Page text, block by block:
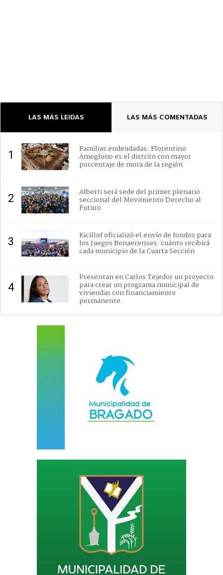
LAS MÁS LEIDAS LAS MÁS COMENTADAS
1 Familias endeudadas: Florentino
Ameghino es el distrito con mayor
porcentaje de mora de la región
2 Alberti será sede del primer plenario
seccional del Movimiento Derecho al
Futuro
3 Kicillof oficializó el envío de fondos para
los Juegos Bonaerenses: cuánto recibirá
cada municipio de la Cuarta Sección
4
Presentan en Carlos Tejedor un proyecto
para crear un programa municipal de
viviendas con financiamiento
permanente